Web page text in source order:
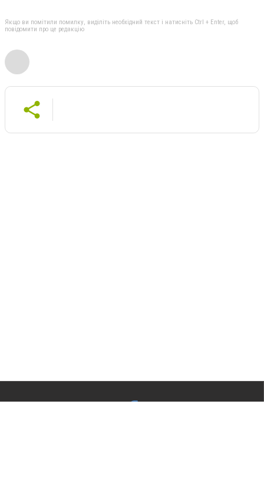
Якщо ви помітили помилку, виділіть необхідний текст і натисніть Ctrl + Enter, щоб
повідомити про це редакцію